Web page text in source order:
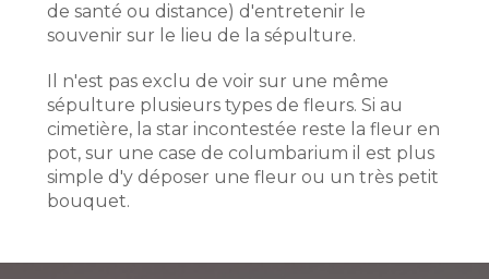
de santé ou distance) d'entretenir le
souvenir sur le lieu de la sépulture.
Il n'est pas exclu de voir sur une même
sépulture plusieurs types de fleurs. Si au
cimetière, la star incontestée reste la fleur en
pot, sur une case de columbarium il est plus
simple d'y déposer une fleur ou un très petit
bouquet.